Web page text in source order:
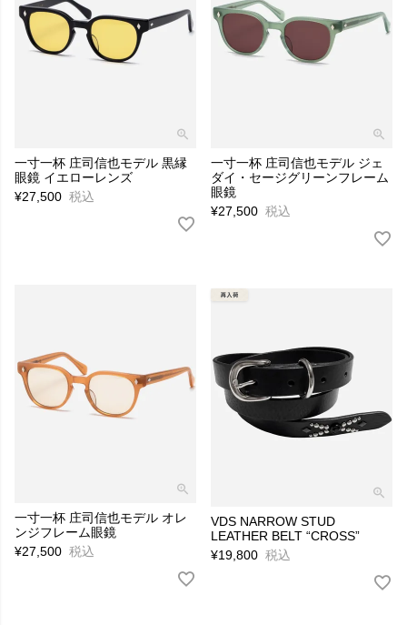
一寸一杯 庄司信也モデル 黒縁
眼鏡 イエローレンズ
¥27,500 税込
一寸一杯 庄司信也モデル ジェ
ダイ・セージグリーンフレーム
眼鏡
¥27,500 税込
一寸一杯 庄司信也モデル オレ
ンジフレーム眼鏡
¥27,500 税込
VDS NARROW STUD
LEATHER BELT “CROSS”
¥19,800 税込